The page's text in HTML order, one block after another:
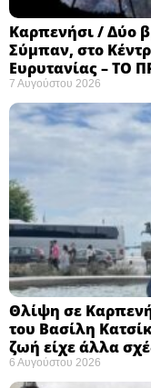
Καρπενήσι / Δύο
Σύμπαν, στο
Ευρυτανίας – ΤΟ
7 Αυγούστου 2026
Θλίψη σε
του Βασίλη
ζωή είχε άλλα
6 Αυγούστου 2026